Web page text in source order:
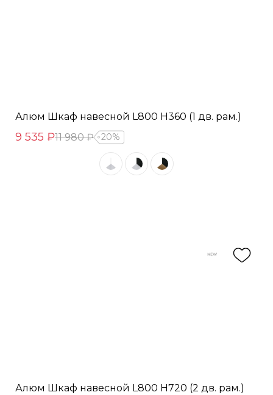
Алюм Шкаф навесной L800 Н360 (1 дв. рам.)
9 535 ₽11 980 ₽ 20%
Алюм Шкаф навесной L800 Н720 (2 дв. рам.)